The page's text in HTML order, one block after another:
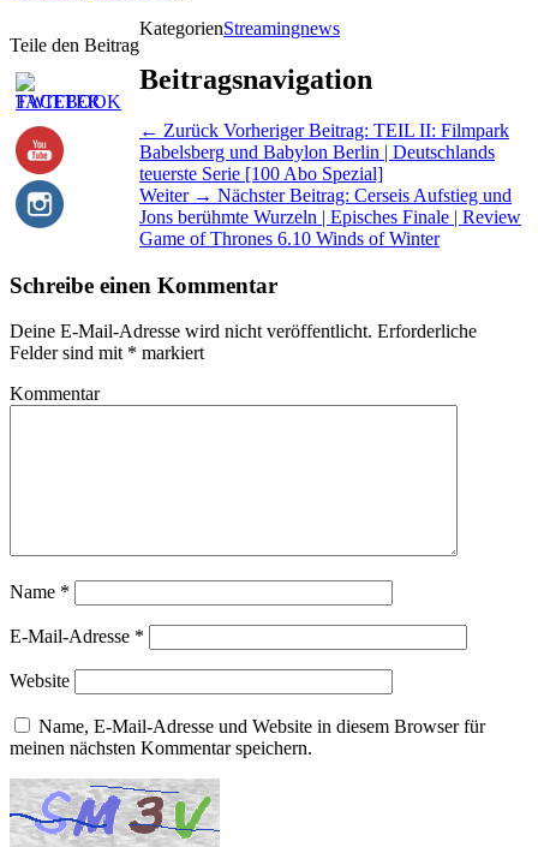
Teile den Beitrag
KategorienStreamingnews
Beitragsnavigation
← Zurück Vorheriger Beitrag: TEIL II: Filmpark
Babelsberg und Babylon Berlin | Deutschlands
teuerste Serie [100 Abo Spezial]
Weiter → Nächster Beitrag: Cerseis Aufstieg und
Jons berühmte Wurzeln | Episches Finale | Review
Game of Thrones 6.10 Winds of Winter
Schreibe einen Kommentar
Deine E-Mail-Adresse wird nicht veröffentlicht. Erforderliche
Felder sind mit * markiert
Kommentar
Name *
E-Mail-Adresse *
Website
Name, E-Mail-Adresse und Website in diesem Browser für
meinen nächsten Kommentar speichern.